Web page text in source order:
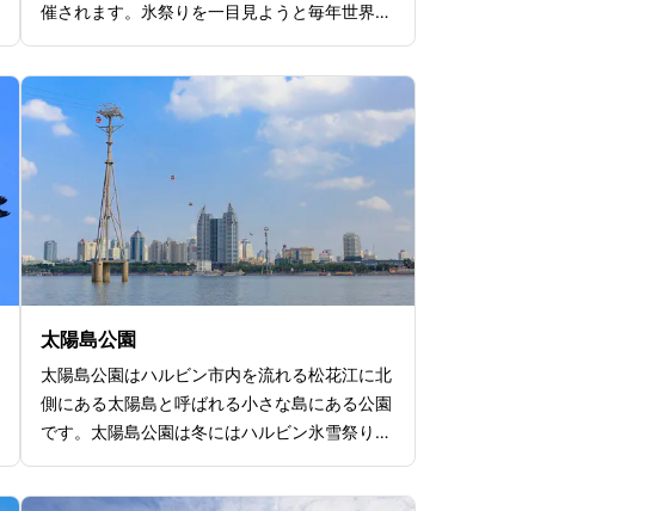
催されます。氷祭りを一目見ようと毎年世界中
塊を用いて作られた壮大な氷の彫刻や建築物が
展示されます。日中は彫刻そのものの芸術性の
高さやデザインを楽しめ、夜になるとあたり一
体がカラフルにライトアップされ幻想的な空間
が広がります。スケート場や氷の滑り台なども
あり子供にも大人気。ハルビンを訪れるならぜ
ひ行っていただきたい一大イベントです。
太陽島公園
太陽島公園はハルビン市内を流れる松花江に北
側にある太陽島と呼ばれる小さな島にある公園
です。太陽島公園は冬にはハルビン氷雪祭りの